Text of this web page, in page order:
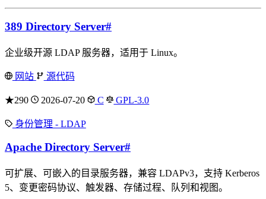
389 Directory Server#
企业级开源 LDAP 服务器，适用于 Linux。
网站 源代码
★290 2026-07-20 C GPL-3.0
身份管理 - LDAP
Apache Directory Server#
可扩展、可嵌入的目录服务器，兼容 LDAPv3，支持 Kerberos
5、变更密码协议、触发器、存储过程、队列和视图。